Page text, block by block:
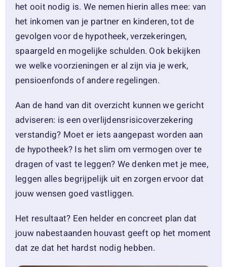
het ooit nodig is. We nemen hierin alles mee: van
het inkomen van je partner en kinderen, tot de
gevolgen voor de hypotheek, verzekeringen,
spaargeld en mogelijke schulden. Ook bekijken
we welke voorzieningen er al zijn via je werk,
pensioenfonds of andere regelingen.
Aan de hand van dit overzicht kunnen we gericht
adviseren: is een overlijdensrisicoverzekering
verstandig? Moet er iets aangepast worden aan
de hypotheek? Is het slim om vermogen over te
dragen of vast te leggen? We denken met je mee,
leggen alles begrijpelijk uit en zorgen ervoor dat
jouw wensen goed vastliggen.
Het resultaat? Een helder en concreet plan dat
jouw nabestaanden houvast geeft op het moment
dat ze dat het hardst nodig hebben.